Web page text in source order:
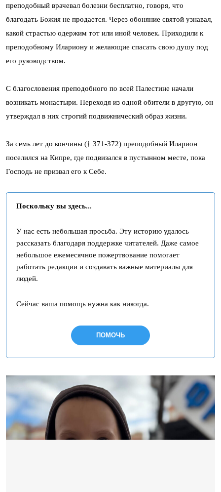
преподобный врачевал болезни бесплатно, говоря, что
благодать Божия не продается. Через обоняние святой узнавал,
какой страстью одержим тот или иной человек. Приходили к
преподобному Илариону и желающие спасать свою душу под
его руководством.
С благословения преподобного по всей Палестине начали
возникать монастыри. Переходя из одной обители в другую, он
утверждал в них строгий подвижнический образ жизни.
За семь лет до кончины († 371-372) преподобный Иларион
поселился на Кипре, где подвизался в пустынном месте, пока
Господь не призвал его к Себе.
Поскольку вы здесь...
У нас есть небольшая просьба. Эту историю удалось
рассказать благодаря поддержке читателей. Даже самое
небольшое ежемесячное пожертвование помогает
работать редакции и создавать важные материалы для
людей.
Сейчас ваша помощь нужна как никогда.
ПОМОЧЬ